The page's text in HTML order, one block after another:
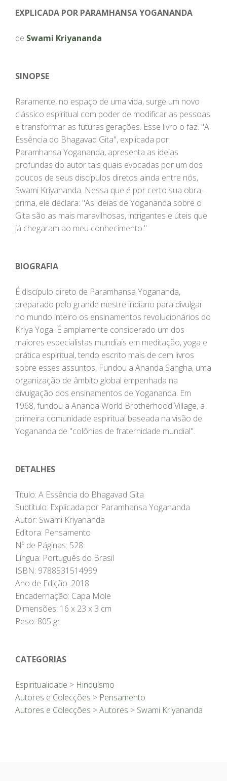
EXPLICADA POR PARAMHANSA YOGANANDA
de Swami Kriyananda
SINOPSE
Raramente, no espaço de uma vida, surge um novo
clássico espiritual com poder de modificar as pessoas
e transformar as futuras gerações. Esse livro o faz. "A
Essência do Bhagavad Gita", explicada por
Paramhansa Yogananda, apresenta as ideias
profundas do autor tais quais evocadas por um dos
poucos de seus discípulos diretos ainda entre nós,
Swami Kriyananda. Nessa que é por certo sua obra-
prima, ele declara: "As ideias de Yogananda sobre o
Gita são as mais maravilhosas, intrigantes e úteis que
já chegaram ao meu conhecimento."
BIOGRAFIA
É discípulo direto de Paramhansa Yogananda,
preparado pelo grande mestre indiano para divulgar
no mundo inteiro os ensinamentos revolucionários do
Kriya Yoga. É amplamente considerado um dos
maiores especialistas mundiais em meditação, yoga e
prática espiritual, tendo escrito mais de cem livros
sobre esses assuntos. Fundou a Ananda Sangha, uma
organização de âmbito global empenhada na
divulgação dos ensinamentos de Yogananda. Em
1968, fundou a Ananda World Brotherhood Village, a
primeira comunidade espiritual baseada na visão de
Yogananda de "colônias de fraternidade mundial".
DETALHES
Título: A Essência do Bhagavad Gita
Subtítulo: Explicada por Paramhansa Yogananda
Autor: Swami Kriyananda
Editora: Pensamento
Nº de Páginas: 528
Língua: Português do Brasil
ISBN: 9788531514999
Ano de Edição: 2018
Encadernação: Capa Mole
Dimensões: 16 x 23 x 3 cm
Peso: 805 gr
CATEGORIAS
Espiritualidade > Hinduísmo
Autores e Colecções > Pensamento
Autores e Colecções >Autores > Swami Kriyananda